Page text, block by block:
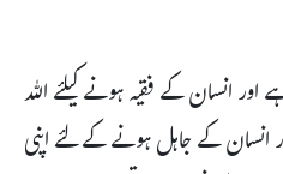
انسان کے فقیہ ہونے کیلئے اللہ
انسان کے جاہل ہونے کے لئے اپنی